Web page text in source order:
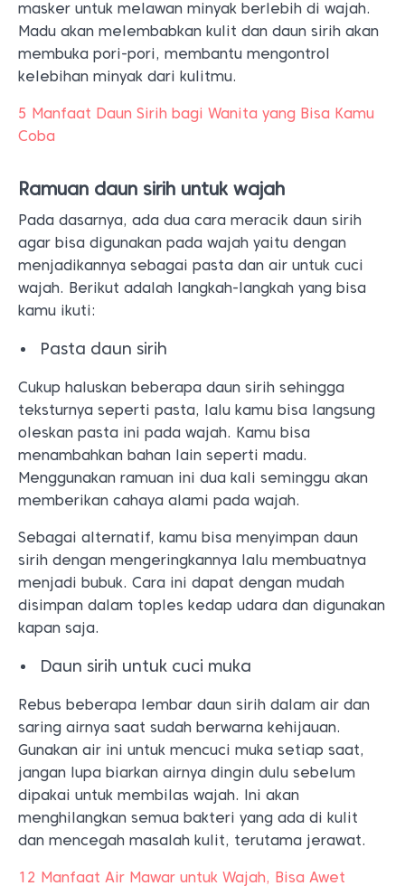
masker untuk melawan minyak berlebih di wajah.
Madu akan melembabkan kulit dan daun sirih akan
membuka pori-pori, membantu mengontrol
kelebihan minyak dari kulitmu.
5 Manfaat Daun Sirih bagi Wanita yang Bisa Kamu
Coba
Ramuan daun sirih untuk wajah
Pada dasarnya, ada dua cara meracik daun sirih
agar bisa digunakan pada wajah yaitu dengan
menjadikannya sebagai pasta dan air untuk cuci
wajah. Berikut adalah langkah-langkah yang bisa
kamu ikuti:
Pasta daun sirih
Cukup haluskan beberapa daun sirih sehingga
teksturnya seperti pasta, lalu kamu bisa langsung
oleskan pasta ini pada wajah. Kamu bisa
menambahkan bahan lain seperti madu.
Menggunakan ramuan ini dua kali seminggu akan
memberikan cahaya alami pada wajah.
Sebagai alternatif, kamu bisa menyimpan daun
sirih dengan mengeringkannya lalu membuatnya
menjadi bubuk. Cara ini dapat dengan mudah
disimpan dalam toples kedap udara dan digunakan
kapan saja.
Daun sirih untuk cuci muka
Rebus beberapa lembar daun sirih dalam air dan
saring airnya saat sudah berwarna kehijauan.
Gunakan air ini untuk mencuci muka setiap saat,
jangan lupa biarkan airnya dingin dulu sebelum
dipakai untuk membilas wajah. Ini akan
menghilangkan semua bakteri yang ada di kulit
dan mencegah masalah kulit, terutama jerawat.
12 Manfaat Air Mawar untuk Wajah, Bisa Awet